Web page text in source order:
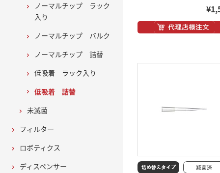
ノーマルチップ ラック
入り
ノーマルチップ バルク
ノーマルチップ 詰替
低吸着 ラック入り
低吸着 詰替
未滅菌
フィルター
ロボティクス
ディスペンサー